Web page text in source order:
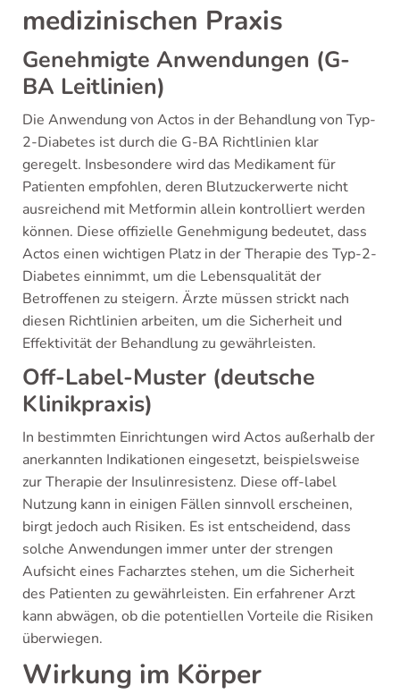
medizinischen Praxis
Genehmigte Anwendungen (G-
BA Leitlinien)
Die Anwendung von Actos in der Behandlung von Typ-
2-Diabetes ist durch die G-BA Richtlinien klar
geregelt. Insbesondere wird das Medikament für
Patienten empfohlen, deren Blutzuckerwerte nicht
ausreichend mit Metformin allein kontrolliert werden
können. Diese offizielle Genehmigung bedeutet, dass
Actos einen wichtigen Platz in der Therapie des Typ-2-
Diabetes einnimmt, um die Lebensqualität der
Betroffenen zu steigern. Ärzte müssen strickt nach
diesen Richtlinien arbeiten, um die Sicherheit und
Effektivität der Behandlung zu gewährleisten.
Off-Label-Muster (deutsche
Klinikpraxis)
In bestimmten Einrichtungen wird Actos außerhalb der
anerkannten Indikationen eingesetzt, beispielsweise
zur Therapie der Insulinresistenz. Diese off-label
Nutzung kann in einigen Fällen sinnvoll erscheinen,
birgt jedoch auch Risiken. Es ist entscheidend, dass
solche Anwendungen immer unter der strengen
Aufsicht eines Facharztes stehen, um die Sicherheit
des Patienten zu gewährleisten. Ein erfahrener Arzt
kann abwägen, ob die potentiellen Vorteile die Risiken
überwiegen.
Wirkung im Körper